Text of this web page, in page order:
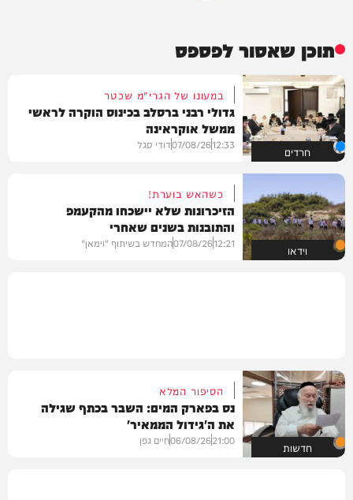
תוכן שאסור לפספס
חרדים
במעונו של הגרי"מ שכטר
גדולי רבני ברסלב בכינוס הוקרה לראשי
ממשל אוקראינה
12:33
07/08/26דודי סגל
וידאו
כשהאש בוערת!
הזיכרונות שלא יישכחו מהקעמפ
והתובנות בשנים שאחרי
12:21
07/08/26המחדש בשיתוף "וימאן"
חדשות
הסיפור המלא
נס בפארק המים: השבר בכתף שגילה
את ה'גידול הממאיר'
21:00
06/08/26חיים גפן